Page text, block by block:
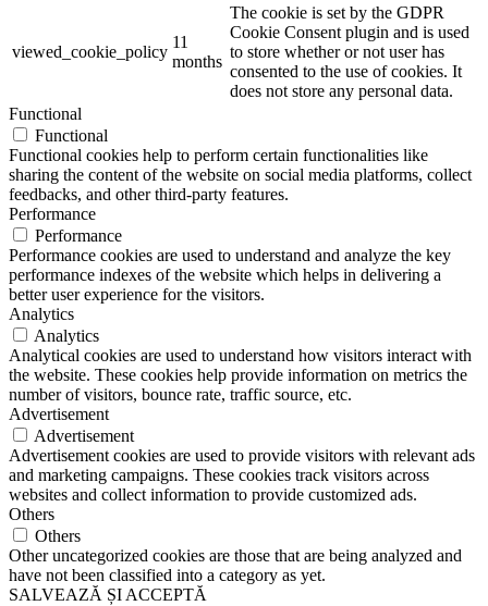
viewed_cookie_policy
11
months
The cookie is set by the GDPR
Cookie Consent plugin and is used
to store whether or not user has
consented to the use of cookies. It
does not store any personal data.
Functional
Functional
Functional cookies help to perform certain functionalities like
sharing the content of the website on social media platforms, collect
feedbacks, and other third-party features.
Performance
Performance
Performance cookies are used to understand and analyze the key
performance indexes of the website which helps in delivering a
better user experience for the visitors.
Analytics
Analytics
Analytical cookies are used to understand how visitors interact with
the website. These cookies help provide information on metrics the
number of visitors, bounce rate, traffic source, etc.
Advertisement
Advertisement
Advertisement cookies are used to provide visitors with relevant ads
and marketing campaigns. These cookies track visitors across
websites and collect information to provide customized ads.
Others
Others
Other uncategorized cookies are those that are being analyzed and
have not been classified into a category as yet.
SALVEAZĂ ȘI ACCEPTĂ